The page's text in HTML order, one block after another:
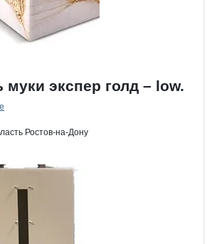
муки экспер голд – low.
Ростов-на-Дону